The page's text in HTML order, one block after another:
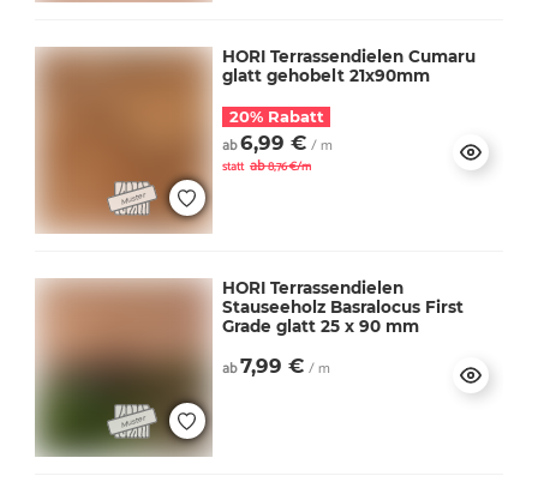
HORI Terrassendielen Cumaru
glatt gehobelt 21x90mm
20% Rabatt
ab6,99 € / m
statt ab8,76 €/m
HORI Terrassendielen
Stauseeholz Basralocus First
Grade glatt 25 x 90 mm
ab7,99 € / m